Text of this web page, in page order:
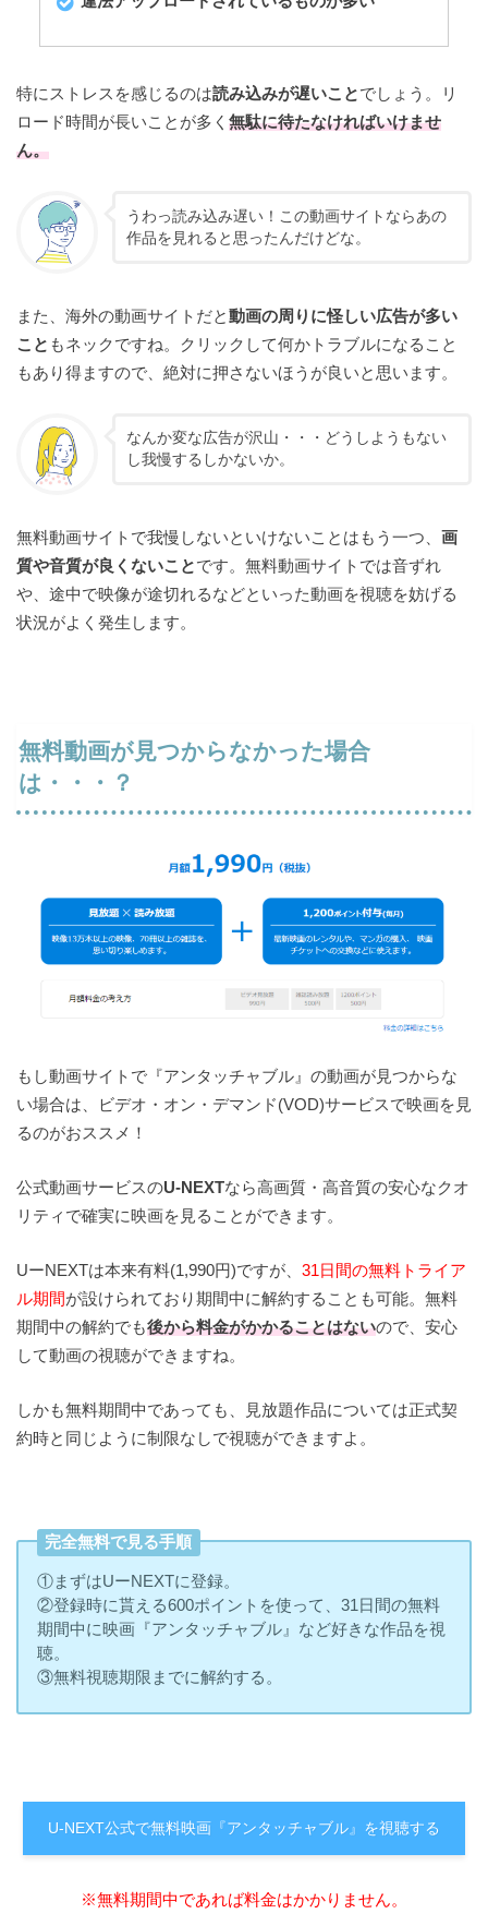
特にストレスを感じるのは読み込みが遅いことでしょう。リ
ロード時間が長いことが多く 無駄に待たなければいけませ
ん。
うわっ読み込み遅い！この動画サイトならあの
作品を見れると思ったんだけどな。
また、海外の動画サイトだと動画の周りに怪しい広告が多い
こと もネックですね。クリックして何かトラブルになること
もあり得ますので、絶対に押さないほうが良いと思います。
なんか変な広告が沢山・・・どうしようもない
し我慢するしかないか。
無料動画サイトで我慢しないといけないことはもう一つ、 画
質や音質が良くないことです。無料動画サイトでは音ずれ
や、途中で映像が途切れるなどといった動画を視聴を妨げる
状況がよく発生します。
無料動画が見つからなかった場合
は・・・？
もし動画サイトで『アンタッチャブル』の動画が見つからな
い場合は、ビデオ・オン・デマンド(VOD)サービスで映画を見
るのがおススメ！
公式動画サービスのU-NEXTなら高画質・高音質の安心なクオ
リティで確実に映画を見ることができます。
UーNEXTは本来有料(1,990円)ですが、 31日間の無料トライア
ル期間が設けられており期間中に解約することも可能。無料
期間中の解約でも後から料金がかかることはないので、安心
して動画の視聴ができますね。
しかも無料期間中であっても、見放題作品については正式契
約時と同じように制限なしで視聴ができますよ。
完全無料で見る手順
①まずはUーNEXTに登録。
②登録時に貰える600ポイントを使って、31日間の無料
期間中に映画『アンタッチャブル』など好きな作品を視
聴。
③無料視聴期限までに解約する。
U-NEXT公式で無料映画『アンタッチャブル』を視聴する
※無料期間中であれば料金はかかりません。